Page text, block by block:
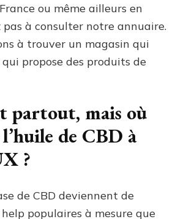
ou même ailleurs en
pas à consulter notre annuaire.
à trouver un magasin qui
propose des produits de
partout, mais où
de CBD à
?
de CBD deviennent de
populaires à mesure que